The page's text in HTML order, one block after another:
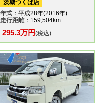
茨城つくば店
年式：平成28年(2016年)
走行距離：159,504km
295.3万円(税込)